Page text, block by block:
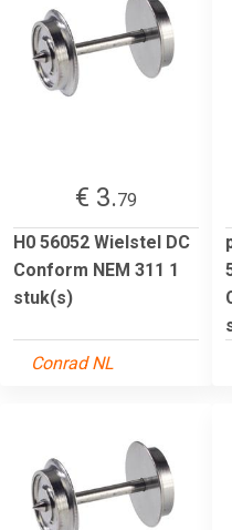
€ 3.79
H0 56052 Wielstel DC
Conform NEM 311 1
stuk(s)
Conrad NL